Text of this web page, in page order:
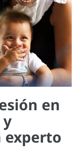
en
experto